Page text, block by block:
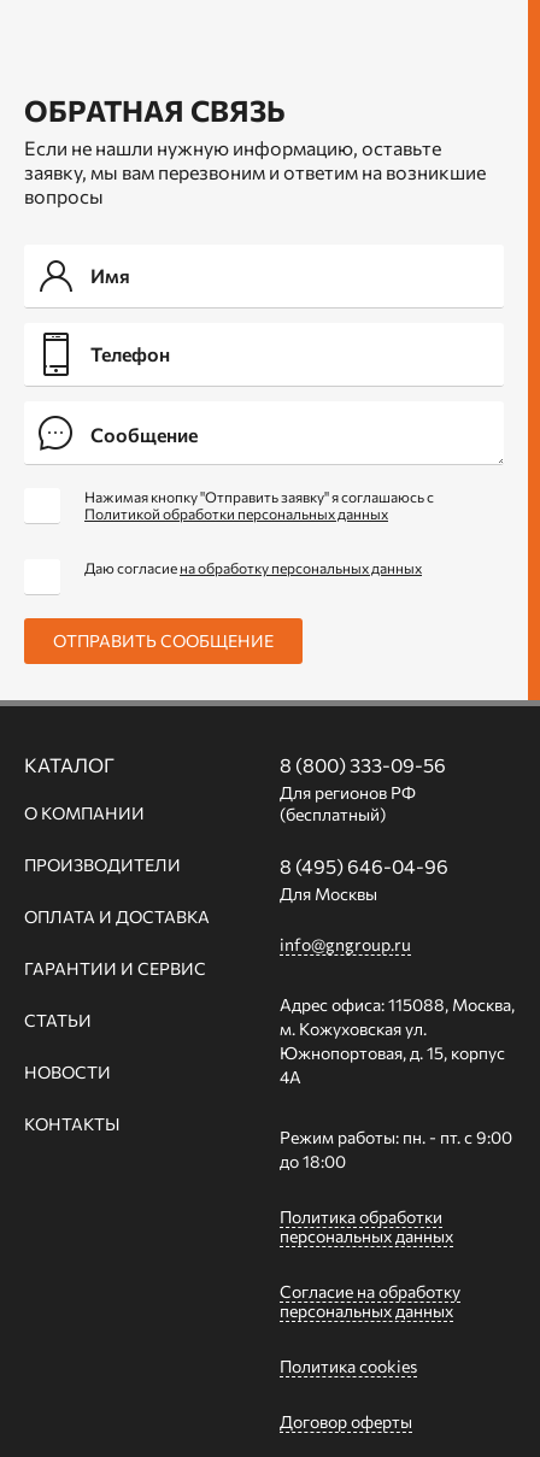
ОБРАТНАЯ СВЯЗЬ
Если не нашли нужную информацию, оставьте
заявку, мы вам перезвоним и ответим на возникшие
вопросы
Нажимая кнопку "Отправить заявку" я соглашаюсь с
Политикой обработки персональных данных
Даю согласие на обработку персональных данных
ОТПРАВИТЬ СООБЩЕНИЕ
КАТАЛОГ
О КОМПАНИИ
ПРОИЗВОДИТЕЛИ
ОПЛАТА И ДОСТАВКА
ГАРАНТИИ И СЕРВИС
СТАТЬИ
НОВОСТИ
КОНТАКТЫ
8 (800) 333-09-56
Для регионов РФ
(бесплатный)
8 (495) 646-04-96
Для Москвы
info@gngroup.ru
Адрес офиса: 115088, Москва,
м. Кожуховская ул.
Южнопортовая, д. 15, корпус
4А
Режим работы: пн. - пт. с 9:00
до 18:00
Политика обработки
персональных данных
Согласие на обработку
персональных данных
Политика cookies
Договор оферты